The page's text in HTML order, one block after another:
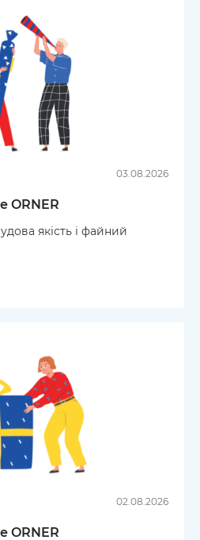
03.08.2026
ORNER
якість і файний
02.08.2026
ORNER